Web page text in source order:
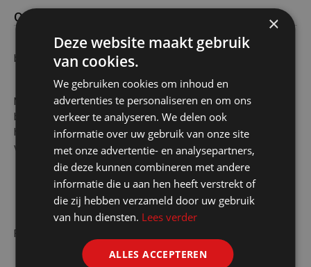
Omschrijving
bbq aansteker prof flexi
Navulbare BBQ gasaansteker met flexibele nek om makkelijker
bij lastig bereikbare plekken te komen, zoals een kaars of
haardvuur. De aanstekers zijn verpakt in een blister. Met normale
vlam.
Flexibele hals voor meer gebruiksgemak
×
Deze website maakt gebruik
van cookies.
We gebruiken cookies om inhoud en
advertenties te personaliseren en om ons
verkeer te analyseren. We delen ook
informatie over uw gebruik van onze site
met onze advertentie- en analysepartners,
die deze kunnen combineren met andere
informatie die u aan hen heeft verstrekt of
die zij hebben verzameld door uw gebruik
van hun diensten. Lees verder
ALLES ACCEPTEREN